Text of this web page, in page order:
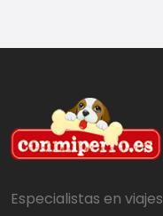
Especialistas en